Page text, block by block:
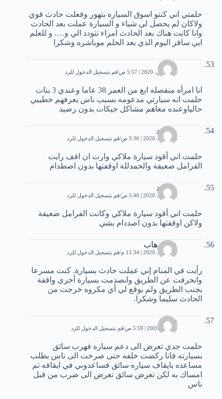
حلمتي اني كنتو اسوق السياره بتهور وفعلت حادث قوي
ولاكان لم يحصل لي شياء و السيارة عملت بعد الحادث
وانا كانت هناك بعد الحادث امراء تتودد الي و…. و للعلم
ابي سافر اليوم الذي بعد الحلم موباشره وشكرا
ملاك
12 مارس، 2020 | 5:57 ص قم بتسجيل الدخول للرد
انا امرأه منفصله ابغ من العمر 38 عاما وعندي 3 بنات
حلمت انه سيارتي مدعومه بسبب ناس يعرفهم خطيبي
حالياوعنده معاهم مشاكل جيكات بدون رصيد
محمود
25 أبريل، 2020 | 5:36 ص قم بتسجيل الدخول للرد
حلمت اني أقود سيارة ملاكي وارت ان اقف رايت
الفرامل ضعيفة والحمدللة اوقفتها بدون اصطدام
محمود
25 أبريل، 2020 | 5:40 ص قم بتسجيل الدخول للرد
حلمت اني أقود سيارة ملاكي وكانت الفرامل ضعيفة
ولاكن اوقفتها بدون اصددام بشي
عبدالوهاب
29 أبريل، 2020 | 11:34 م قم بتسجيل الدخول للرد
رأيت في المنام إني عملت حادث بسيارة. كنت مسرعا
وانحرفت عن الطريق وانصدمت بسيارة أخرى واقفة
بجنب الطريق ولم يوقع لي أي مكروه خرجت من
الحادث سليما وشكرا.
صادق
3 يونيو، 2020 | 5:59 ص قم بتسجيل الدخول للرد
حلمت جدي تعرض الى دعم سياره فهرب سائق
بسيارته فانا ركضت خلفه حتى صرخت الى ناس بطلب
مساعده بايقاف سياره سائق فساعدوني في ايقافه تم
امساك به لكن تعرض سائق تعرض الى ضرب من قبل
ناس